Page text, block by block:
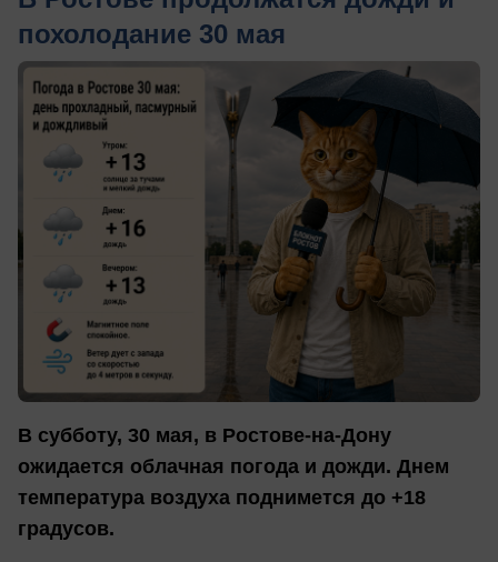
похолодание 30 мая
В субботу, 30 мая, в Ростове-на-Дону
ожидается облачная погода и дожди. Днем
температура воздуха поднимется до +18
градусов.